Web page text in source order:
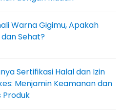
Warna Gigimu, Apakah
Sehat?
Sertifikasi Halal dan Izin
Menjamin Keamanan dan
Produk